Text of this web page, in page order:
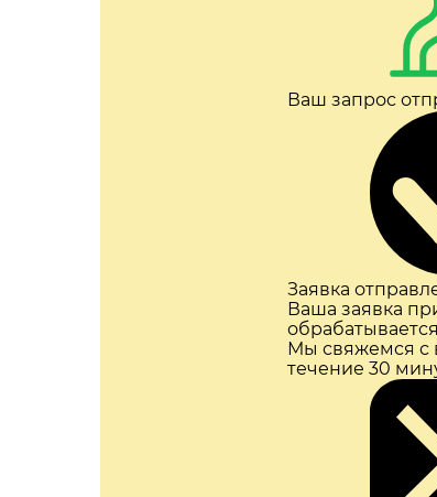
Ваш запрос
Заявка
Ваша заявка
Мы свяжемся с
течение 30